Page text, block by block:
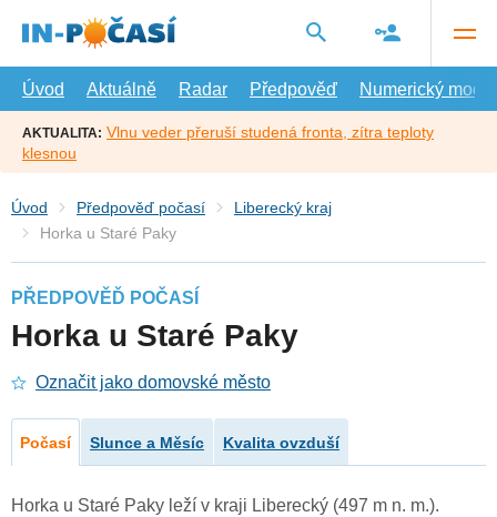
hlavní
Úvod
Aktuálně Radar Předpověď Numerický model
AKTUALITA: Vlnu veder přeruší studená fronta, zítra teploty
klesnou
Úvod Předpověď počasí
Liberecký kraj
Horka u Staré Paky
PŘEDPOVĚĎ POČASÍ
Horka u Staré Paky
Označit jako domovské město
Počasí Slunce a Měsíc Kvalita ovzduší
Horka u Staré Paky leží v kraji Liberecký (497 m n. m.).